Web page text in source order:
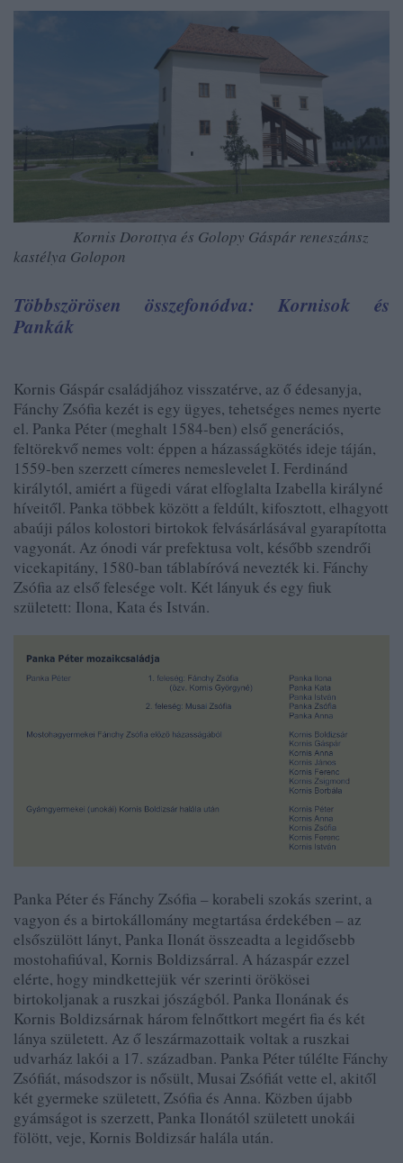
Kornis Dorottya és Golopy Gáspár reneszánsz
kastélya Golopon
Többszörösen összefonódva: Kornisok és
Pankák
Kornis Gáspár családjához visszatérve, az ő édesanyja,
Fánchy Zsófia kezét is egy ügyes, tehetséges nemes nyerte
el. Panka Péter (meghalt 1584-ben) első generációs,
feltörekvő nemes volt: éppen a házasságkötés ideje táján,
1559-ben szerzett címeres nemeslevelet I. Ferdinánd
királytól, amiért a fügedi várat elfoglalta Izabella királyné
híveitől. Panka többek között a feldúlt, kifosztott, elhagyott
abaúji pálos kolostori birtokok felvásárlásával gyarapította
vagyonát. Az ónodi vár prefektusa volt, később szendrői
vicekapitány, 1580-ban táblabíróvá nevezték ki. Fánchy
Zsófia az első felesége volt. Két lányuk és egy fiuk
született: Ilona, Kata és István.
Panka Péter és Fánchy Zsófia – korabeli szokás szerint, a
vagyon és a birtokállomány megtartása érdekében – az
elsőszülött lányt, Panka Ilonát összeadta a legidősebb
mostohafiúval, Kornis Boldizsárral. A házaspár ezzel
elérte, hogy mindkettejük vér szerinti örökösei
birtokoljanak a ruszkai jószágból. Panka Ilonának és
Kornis Boldizsárnak három felnőttkort megért fia és két
lánya született. Az ő leszármazottaik voltak a ruszkai
udvarház lakói a 17. században. Panka Péter túlélte Fánchy
Zsófiát, másodszor is nősült, Musai Zsófiát vette el, akitől
két gyermeke született, Zsófia és Anna. Közben újabb
gyámságot is szerzett, Panka Ilonától született unokái
fölött, veje, Kornis Boldizsár halála után.